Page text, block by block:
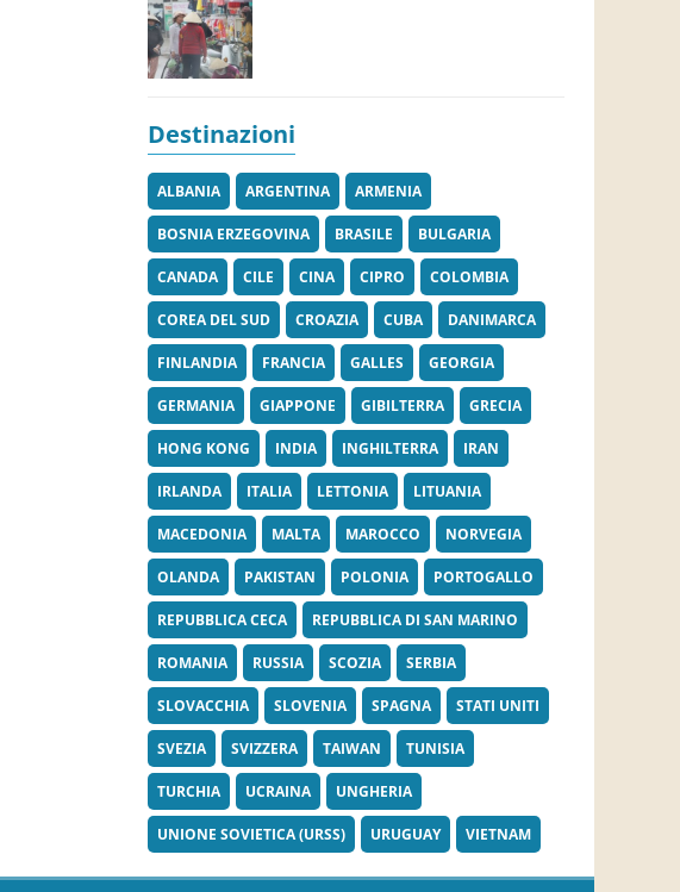
Destinazioni
ALBANIA ARGENTINA ARMENIA
BOSNIA ERZEGOVINA BRASILE BULGARIA
CANADA CILE CINA CIPRO COLOMBIA
COREA DEL SUD CROAZIA CUBA DANIMARCA
FINLANDIA FRANCIA GALLES GEORGIA
GERMANIA GIAPPONE GIBILTERRA GRECIA
HONG KONG INDIA INGHILTERRA IRAN
IRLANDA ITALIA LETTONIA LITUANIA
MACEDONIA MALTA MAROCCO NORVEGIA
OLANDA PAKISTAN POLONIA PORTOGALLO
REPUBBLICA CECA REPUBBLICA DI SAN MARINO
ROMANIA RUSSIA SCOZIA SERBIA
SLOVACCHIA SLOVENIA SPAGNA STATI UNITI
SVEZIA SVIZZERA TAIWAN TUNISIA
TURCHIA UCRAINA UNGHERIA
UNIONE SOVIETICA (URSS) URUGUAY VIETNAM